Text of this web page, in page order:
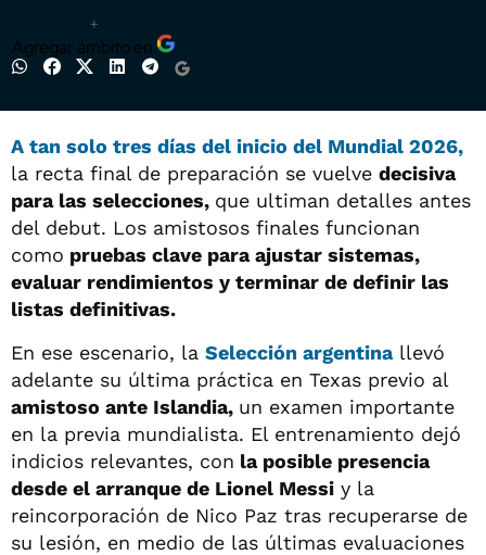
+
Agregar ámbito en
A tan solo tres días del inicio del Mundial 2026,
la recta final de preparación se vuelve decisiva
para las selecciones, que ultiman detalles antes
del debut. Los amistosos finales funcionan
como pruebas clave para ajustar sistemas,
evaluar rendimientos y terminar de definir las
listas definitivas.
En ese escenario, la Selección argentinallevó
adelante su última práctica en Texas previo al
amistoso ante Islandia, un examen importante
en la previa mundialista. El entrenamiento dejó
indicios relevantes, con la posible presencia
desde el arranque de Lionel Messi y la
reincorporación de Nico Paz tras recuperarse de
su lesión, en medio de las últimas evaluaciones